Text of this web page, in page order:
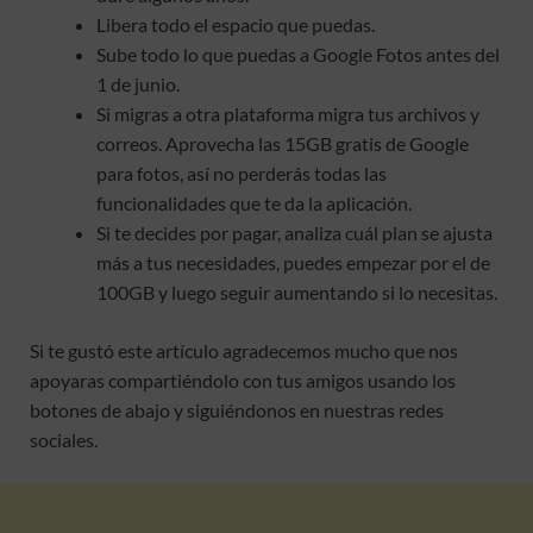
Libera todo el espacio que puedas.
Sube todo lo que puedas a Google Fotos antes del
1 de junio.
Si migras a otra plataforma migra tus archivos y
correos. Aprovecha las 15GB gratis de Google
para fotos, así no perderás todas las
funcionalidades que te da la aplicación.
Si te decides por pagar, analiza cuál plan se ajusta
más a tus necesidades, puedes empezar por el de
100GB y luego seguir aumentando si lo necesitas.
Si te gustó este artículo agradecemos mucho que nos
apoyaras compartiéndolo con tus amigos usando los
botones de abajo y siguiéndonos en nuestras redes
sociales.